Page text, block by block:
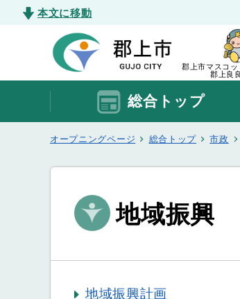
本文に移動
郡上市マスコ
郡上良
総合トップ
オープニングページ 総合トップ 市政
地域振興
地域振興計画